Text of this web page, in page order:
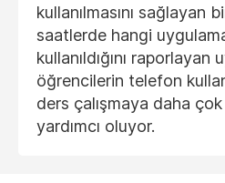
kullanılmasını sağlayan
saatlerde hangi
kullanıldığını raporlayan
öğrencilerin telefon
ders çalışmaya daha çok
yardımcı oluyor.